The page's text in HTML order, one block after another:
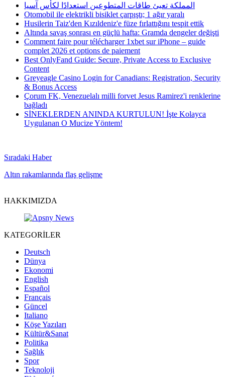
المملكة تعبئ طاقات المتطوعين استعدادًا لكأس آسيا
Otomobil ile elektrikli bisiklet çarpıştı; 1 ağır yaralı
Husilerin Taiz'den Kızıldeniz'e füze fırlattığını tespit ettik
Altında savaş sonrası en güçlü hafta: Gramda dengeler değişti
Comment faire pour télécharger 1xbet sur iPhone – guide
complet 2026 et options de paiement
Best OnlyFand Guide: Secure, Private Access to Exclusive
Content
Greyeagle Casino Login for Canadians: Registration, Security
& Bonus Access
Çorum FK, Venezuelalı milli forvet Jesus Ramirez'i renklerine
bağladı
SİNEKLERDEN ANINDA KURTULUN! İşte Kolayca
Uygulanan O Mucize Yöntem!
Sıradaki Haber
Altın rakamlarında flaş gelişme
HAKKIMIZDA
KATEGORİLER
Deutsch
Dünya
Ekonomi
English
Español
Français
Güncel
Italiano
Köşe Yazıları
Kültür&Sanat
Politika
Sağlık
Spor
Teknoloji